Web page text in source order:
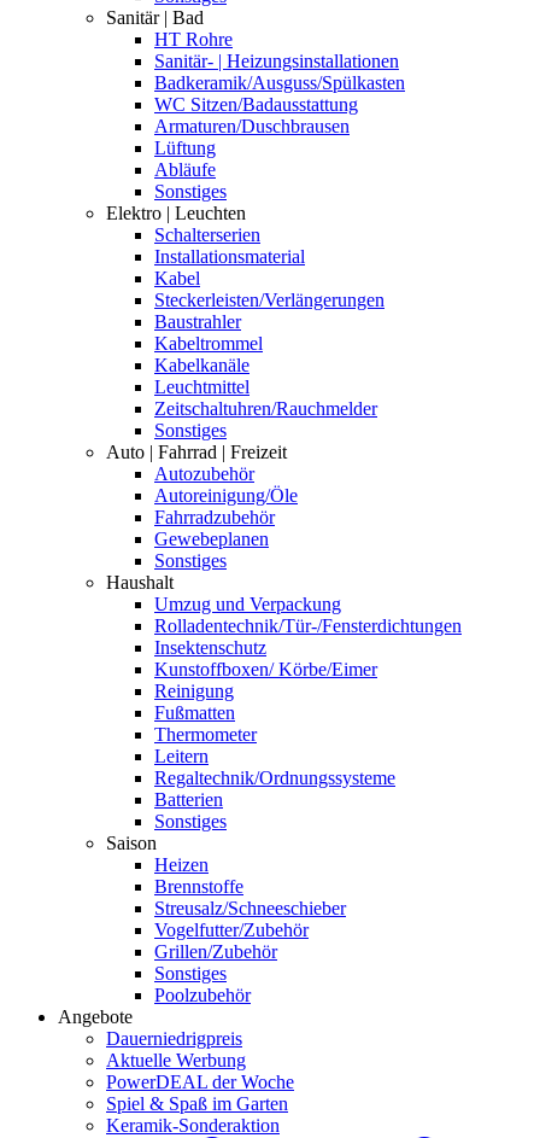
Sanitär | Bad
HT Rohre
Sanitär- | Heizungsinstallationen
Badkeramik/Ausguss/Spülkasten
WC Sitzen/Badausstattung
Armaturen/Duschbrausen
Lüftung
Abläufe
Sonstiges
Elektro | Leuchten
Schalterserien
Installationsmaterial
Kabel
Steckerleisten/Verlängerungen
Baustrahler
Kabeltrommel
Kabelkanäle
Leuchtmittel
Zeitschaltuhren/Rauchmelder
Sonstiges
Auto | Fahrrad | Freizeit
Autozubehör
Autoreinigung/Öle
Fahrradzubehör
Gewebeplanen
Sonstiges
Haushalt
Umzug und Verpackung
Rolladentechnik/Tür-/Fensterdichtungen
Insektenschutz
Kunstoffboxen/ Körbe/Eimer
Reinigung
Fußmatten
Thermometer
Leitern
Regaltechnik/Ordnungssysteme
Batterien
Sonstiges
Saison
Heizen
Brennstoffe
Streusalz/Schneeschieber
Vogelfutter/Zubehör
Grillen/Zubehör
Sonstiges
Poolzubehör
Angebote
Dauerniedrigpreis
Aktuelle Werbung
PowerDEAL der Woche
Spiel & Spaß im Garten
Keramik-Sonderaktion